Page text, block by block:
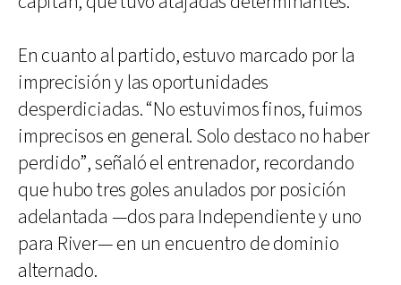
En cuanto al partido, estuvo marcado por la
imprecisión y las oportunidades
desperdiciadas. “No estuvimos finos, fuimos
imprecisos en general. Solo destaco no haber
perdido”, señaló el entrenador, recordando
que hubo tres goles anulados por posición
adelantada —dos para Independiente y uno
para River— en un encuentro de dominio
alternado.